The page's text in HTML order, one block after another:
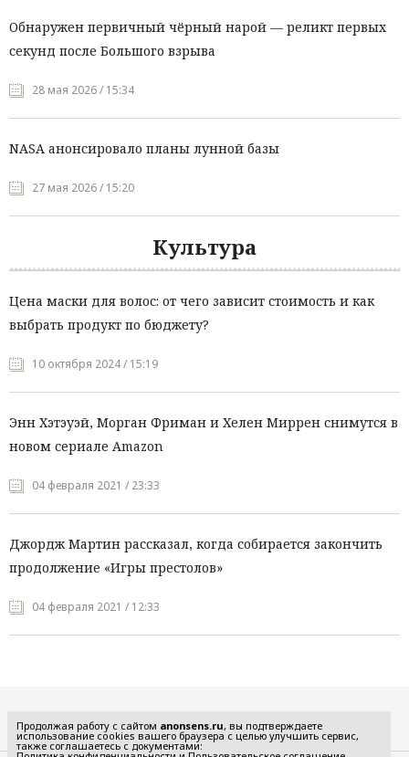
Обнаружен первичный чёрный нарой — реликт первых
секунд после Большого взрыва
28 мая 2026 / 15:34
NASA анонсировало планы лунной базы
27 мая 2026 / 15:20
Культура
Цена маски для волос: от чего зависит стоимость и как
выбрать продукт по бюджету?
10 октября 2024 / 15:19
Энн Хэтэуэй, Морган Фриман и Хелен Миррен снимутся в
новом сериале Amazon
04 февраля 2021 / 23:33
Джордж Мартин рассказал, когда собирается закончить
продолжение «Игры престолов»
04 февраля 2021 / 12:33
Продолжая работу с сайтом anonsens.ru, вы подтверждаете
использование cookies вашего браузера с целью улучшить сервис,
также соглашаетесь с документами: